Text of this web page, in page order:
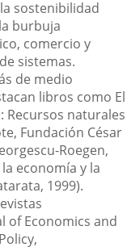
sostenibilidad
burbuja
comercio y
sistemas.
de medio
libros como El
Recursos naturales
Fundación César
Roegen,
economía y la
1999).
of Economics and